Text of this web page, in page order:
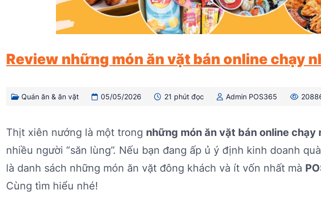
Review những món ăn vặt bán online chạy
Quán ăn & ăn vặt 05/05/2026 21 phút đọc Admin POS365
Thịt xiên nướng là một trong những món ăn vặt bán online chạy
nhiều người “săn lùng”. Nếu bạn đang ấp ủ ý định kinh doanh
là danh sách những món ăn vặt đông khách và ít vốn nhất mà
Cùng tìm hiểu nhé!